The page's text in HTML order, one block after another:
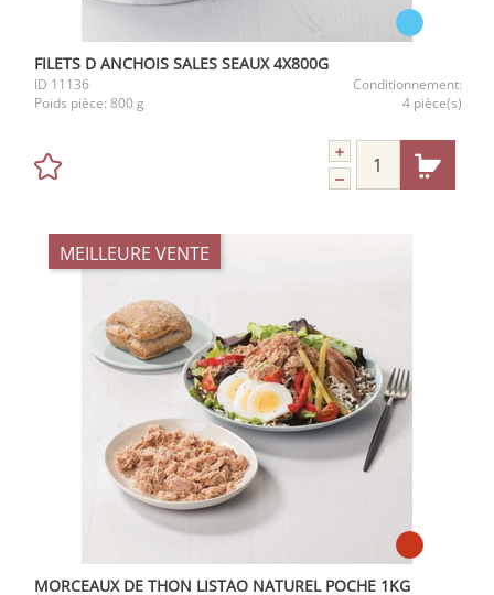
FILETS D ANCHOIS SALES SEAUX 4X800G
ID 11136
Conditionnement:
Poids pièce: 800 g 4 pièce(s)
MEILLEURE VENTE
MORCEAUX DE THON LISTAO NATUREL POCHE 1KG